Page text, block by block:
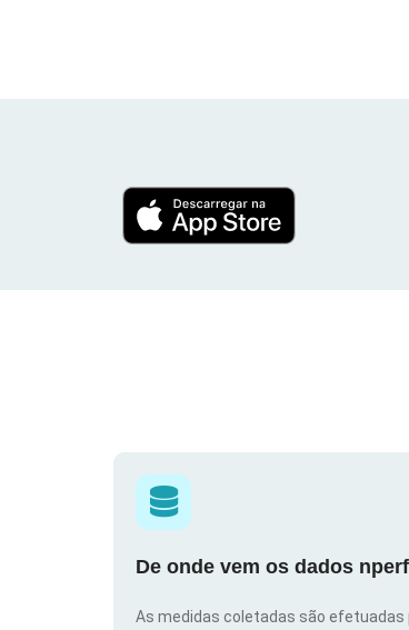
De onde vem os dados
As medidas coletadas são efetuadas